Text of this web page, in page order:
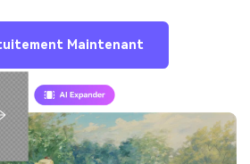
Maintenant